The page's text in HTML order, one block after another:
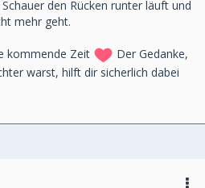
den Rücken runter läuft und
mehr geht.
kommende Zeit
Der Gedanke,
warst, hilft dir sicherlich dabei